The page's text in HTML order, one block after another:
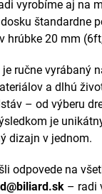
vyrobíme aj na
štandardne
hrúbke 20 mm
ručne vyrábaný
a dlhú
– od výberu
je
dizajn v jednom.
odpovede na
– radi